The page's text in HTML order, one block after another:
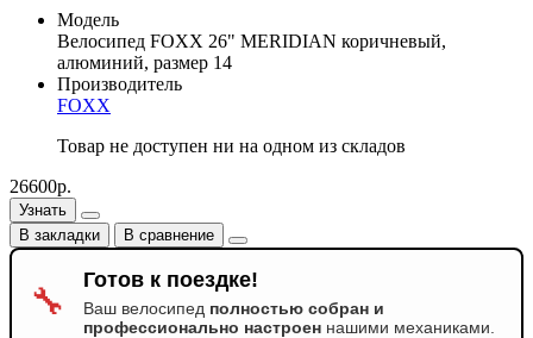
Модель
Велосипед FOXX 26" MERIDIAN коричневый,
алюминий, размер 14
Производитель
FOXX
Товар не доступен ни на одном из складов
26600р.
Узнать
В закладки
В сравнение
🔧
Готов к поездке!
Ваш велосипед полностью собран и
профессионально настроен нашими механиками.